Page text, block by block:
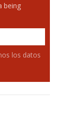
being
los datos